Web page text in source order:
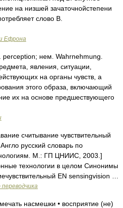
на низшей зачаточнойстепени
слово В.
Ефрона
нем. Wahrnehmung.
явления, ситуации,
на органы чувств, а
этого образа, включающий
их на основе предшествующего
считывание чувствительный
русский словарь по
М.: ГП ЦНИИС, 2003.]
технологии в целом Синонимы
EN sensingvision …
переводчика
насмешки • восприятие (не)